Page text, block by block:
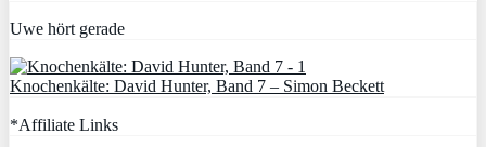
Uwe hört gerade
Knochenkälte: David Hunter, Band 7 – Simon Beckett
*Affiliate Links